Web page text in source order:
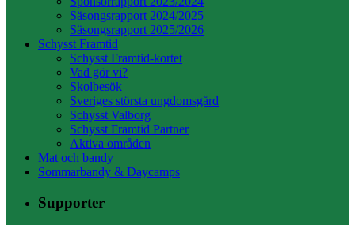
Säsongsrapport 2024/2025
Säsongsrapport 2025/2026
Schysst Framtid
Schysst Framtid-kortet
Vad gör vi?
Skolbesök
Sveriges största ungdomsgård
Schysst Valborg
Schysst Framtid Partner
Aktiva områden
Mat och bandy
Sommarbandy & Daycamps
Supporter